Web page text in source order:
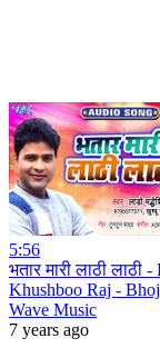
5:56
भतार मारी लाठी
Khushboo Raj -
Wave Music
7 years ago